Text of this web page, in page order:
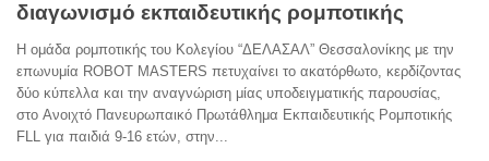
διαγωνισμό εκπαιδευτικής ρομποτικής
Η ομάδα ρομποτικής του Κολεγίου “ΔΕΛΑΣΑΛ” Θεσσαλονίκης με την
επωνυμία ROBOT MASTERS πετυχαίνει το ακατόρθωτο, κερδίζοντας
δύο κύπελλα και την αναγνώριση μίας υποδειγματικής παρουσίας,
στο Ανοιχτό Πανευρωπαικό Πρωτάθλημα Εκπαιδευτικής Ρομποτικής
FLL για παιδιά 9-16 ετών, στην...